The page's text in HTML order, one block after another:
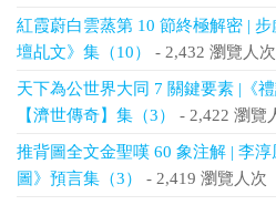
紅霞蔚白雲蒸第 10 節終極解密 |
壇乩文》集（10）
- 2,432 瀏覽人次
天下為公世界大同 7 關鍵要素 |《
【濟世傳奇】集（3）
- 2,422 瀏覽
推背圖全文金聖嘆 60 象注解 | 李
圖》預言集（3）
- 2,419 瀏覽人次